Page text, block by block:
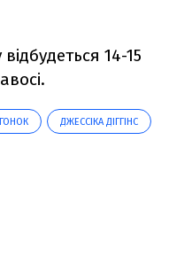
14-15
ДЖЕССІКА ДІГГІНС